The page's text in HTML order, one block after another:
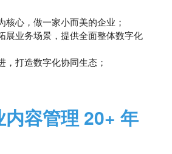
核心，做一家小而美的企业；
展业务场景，提供全面整体数字化
，打造数字化协同生态；
容管理 20+ 年